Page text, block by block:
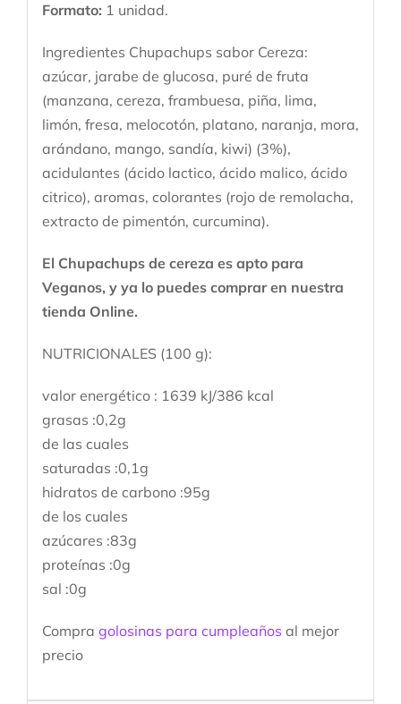
Formato: 1 unidad.
Ingredientes Chupachups sabor Cereza:
azúcar, jarabe de glucosa, puré de fruta
(manzana, cereza, frambuesa, piña, lima,
limón, fresa, melocotón, platano, naranja, mora,
arándano, mango, sandía, kiwi) (3%),
acidulantes (ácido lactico, ácido malico, ácido
citrico), aromas, colorantes (rojo de remolacha,
extracto de pimentón, curcumina).
El Chupachups de cereza es apto para
Veganos, y ya lo puedes comprar en nuestra
tienda Online.
NUTRICIONALES (100 g):
valor energético : 1639 kJ/386 kcal
grasas :0,2g
de las cuales
saturadas :0,1g
hidratos de carbono :95g
de los cuales
azúcares :83g
proteínas :0g
sal :0g
Compra golosinas para cumpleaños al mejor
precio